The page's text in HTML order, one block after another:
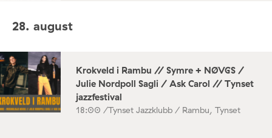
28. august
Krokveld i Rambu // Symre + NØVGS /
Julie Nordpoll Sagli / Ask Carol // Tynset
jazzfestival
18:00 /Tynset Jazzklubb / Rambu, Tynset